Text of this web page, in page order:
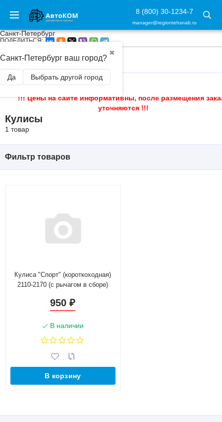
8 (800) 30-1234-7
manager@regiontehsnab.ru
Санкт-Петербург
✖
Санкт-Петербург ваш город?
Да Выбрать другой город
ПОДЕЛИТЬСЯ:
ГЛАВНАЯ / КПП / КУЛИСЫ
!!! Цены на сайте информативны, после размещения
уточняются !!!
Кулисы
1 товар
Фильтр товаров
Кулиса "Спорт" (короткоходная)
2110-2170 (с рычагом в сборе)
950₽
В наличии
В корзину